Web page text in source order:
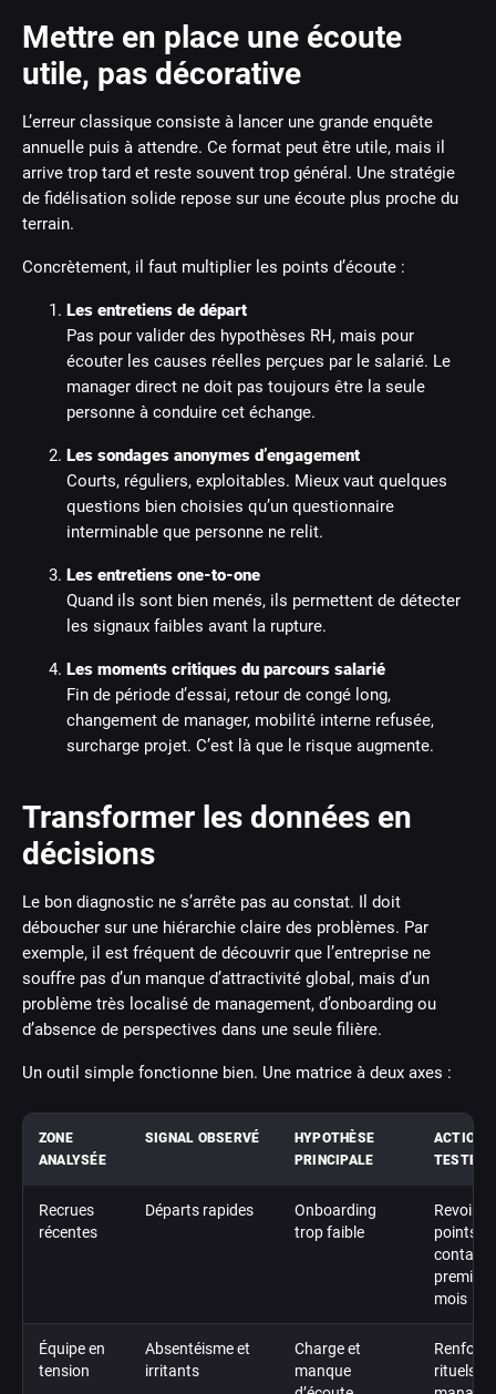
Mettre en place une écoute
utile, pas décorative
L’erreur classique consiste à lancer une grande enquête
annuelle puis à attendre. Ce format peut être utile, mais il
arrive trop tard et reste souvent trop général. Une stratégie
de fidélisation solide repose sur une écoute plus proche du
terrain.
Concrètement, il faut multiplier les points d’écoute :
Les entretiens de départ
Pas pour valider des hypothèses RH, mais pour
écouter les causes réelles perçues par le salarié. Le
manager direct ne doit pas toujours être la seule
personne à conduire cet échange.
Les sondages anonymes d’engagement
Courts, réguliers, exploitables. Mieux vaut quelques
questions bien choisies qu’un questionnaire
interminable que personne ne relit.
Les entretiens one-to-one
Quand ils sont bien menés, ils permettent de détecter
les signaux faibles avant la rupture.
Les moments critiques du parcours salarié
Fin de période d’essai, retour de congé long,
changement de manager, mobilité interne refusée,
surcharge projet. C’est là que le risque augmente.
Transformer les données en
décisions
Le bon diagnostic ne s’arrête pas au constat. Il doit
déboucher sur une hiérarchie claire des problèmes. Par
exemple, il est fréquent de découvrir que l’entreprise ne
souffre pas d’un manque d’attractivité global, mais d’un
problème très localisé de management, d’onboarding ou
d’absence de perspectives dans une seule filière.
Un outil simple fonctionne bien. Une matrice à deux axes :
ZONE
ANALYSÉE
SIGNAL OBSERVÉ
HYPOTHÈSE
PRINCIPALE
ACTION À
TESTER
Recrues
récentes
Départs rapides
Onboarding
trop faible
Revoir
points de
contact
premiers
mois
Équipe en
tension
Absentéisme et
irritants
Charge et
manque
rituels